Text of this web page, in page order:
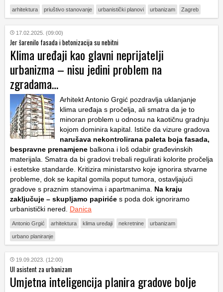
arhitektura priuštivo stanovanje urbanistički planovi urbanizam Zagreb
17.02.2025. (09:00)
Jer šarenilo fasada i betonizacija su nebitni
Klima uređaji kao glavni neprijatelji
urbanizma – nisu jedini problem na
zgradama…
Arhitekt Antonio Grgić pozdravlja uklanjanje
klima uređaja s pročelja, ali smatra da je to
minoran problem u odnosu na kaotičnu gradnju
kojom dominira kapital. Ističe da vizure gradova
narušava nekontrolirana paleta boja fasada,
bespravne prenamjene balkona i loš odabir građevinskih
materijala. Smatra da bi gradovi trebali regulirati kolorite pročelja
i estetske standarde. Kritizira ministarstvo koje ignorira stvarne
probleme, dok se kapital gomila poput tumora, ostavljajući
gradove s praznim stanovima i apartmanima. Na kraju
zaključuje – skupljamo papiriće s poda dok ignoriramo
urbanistički nered. Danica
Antonio Grgić arhitektura klima uređaji nekretnine urbanizam
urbano planiranje
19.09.2023. (12:00)
UI asistent za urbanizam
Umjetna inteligencija planira gradove bolje